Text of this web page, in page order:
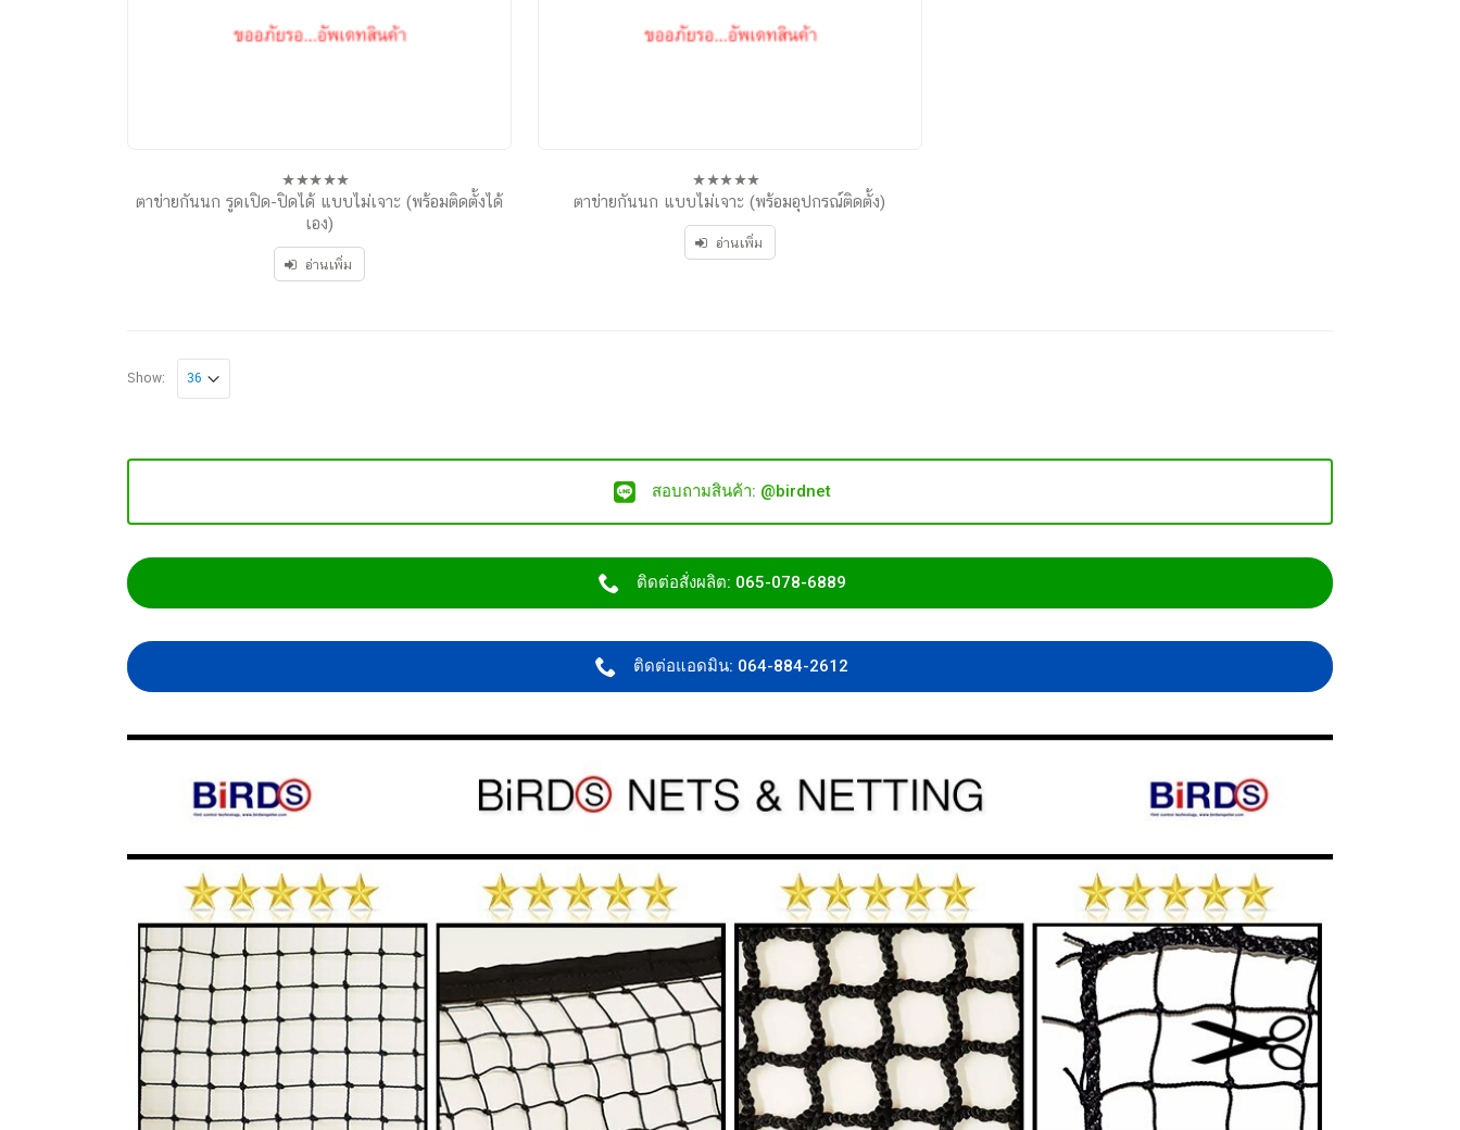
0
5
ตาข่ายกันนก รูดเปิด-ปิดได้ แบบไม่เจาะ (พร้อมติดตั้งได้
เอง)
อ่านเพิ่ม
0
of
5
ตาข่ายกันนก แบบไม่เจาะ (พร้อมอุปกรณ์ติดตั้ง)
อ่านเพิ่ม
Show:
สอบถามสินค้า: @birdnet
ติดต่อสั่งผลิต: 065-078-6889
ติดต่อแอดมิน: 064-884-2612